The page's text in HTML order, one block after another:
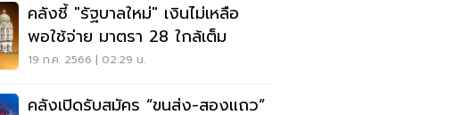
คลังชี้ "รัฐบาลใหม่" เงินไม่เหลือ
พอใช้จ่าย มาตรา 28 ใกล้เต็ม
19 ก.ค. 2566 | 02:29 น.
คลังเปิดรับสมัคร “ขนส่ง-สองแถว”